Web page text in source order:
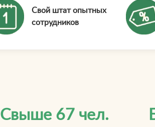
Свой штат опытных
сотрудников
Свыше 67 чел.